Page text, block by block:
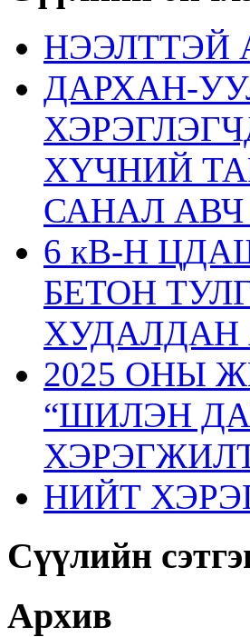
НЭЭЛТТЭЙ
ДАРХАН-
ХҮЧНИЙ
САНАЛ
6 кВ-Н
БЕТОН
ХУДАЛДАН
2025 ОНЫ
“ШИЛЭН
НИЙТ
Сүүлийн
Архив